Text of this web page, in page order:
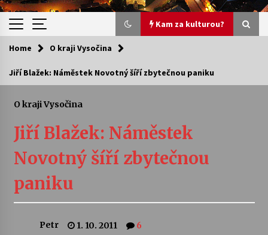
Kam za kulturou?
Kam za kulturou?
Sukuba Ensemble
kapkou
Veselí muzikanti
Home O kraji Vysočina
Jiří Blažek: Náměstek Novotný šíří zbytečnou paniku
O kraji Vysočina
Jiří Blažek: Náměstek
Novotný šíří zbytečnou
paniku
Petr 1. 10. 2011 6